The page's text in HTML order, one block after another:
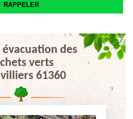
évacuation des
verts
61360